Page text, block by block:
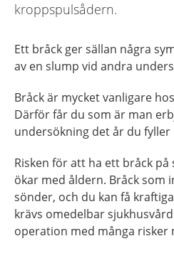
kroppspulsådern.
Ett bråck ger sällan några
av en slump vid andra
Bråck är mycket vanligare
Därför får du som är man
undersökning det år du fyller
Risken för att ha ett bråck
ökar med åldern. Bråck som
sönder, och du kan få
krävs omedelbar
operation med många risker